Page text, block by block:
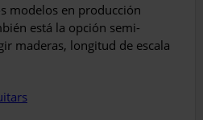
modelos en producción
está la opción semi-
maderas, longitud de escala